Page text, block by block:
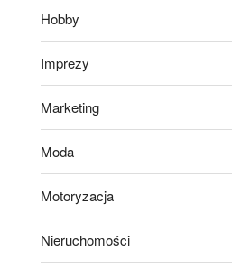
Hobby
Imprezy
Marketing
Moda
Motoryzacja
Nieruchomości